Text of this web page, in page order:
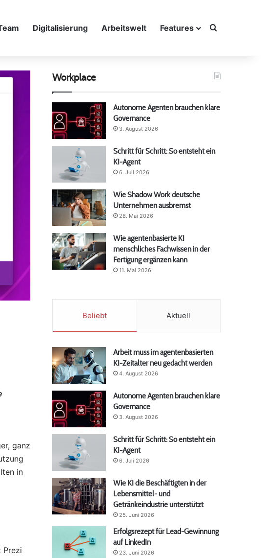
Digitalisierung Arbeitswelt Features Suche nach
ganz
in
Prezi
Workplace
Autonome Agenten brauchen klare
Governance
3. August 2026
Schritt für Schritt: So entsteht ein
KI-Agent
6. Juli 2026
Wie Shadow Work deutsche
Unternehmen ausbremst
28. Mai 2026
Wie agentenbasierte KI
menschliches Fachwissen in der
Fertigung ergänzen kann
11. Mai 2026
Beliebt Aktuell
Arbeit muss im agentenbasierten
KI-Zeitalter neu gedacht werden
4. August 2026
Autonome Agenten brauchen klare
Governance
3. August 2026
Schritt für Schritt: So entsteht ein
KI-Agent
6. Juli 2026
Wie KI die Beschäftigten in der
Lebensmittel- und
Getränkeindustrie unterstützt
25. Juni 2026
Erfolgsrezept für Lead-Gewinnung
auf LinkedIn
23. Juni 2026